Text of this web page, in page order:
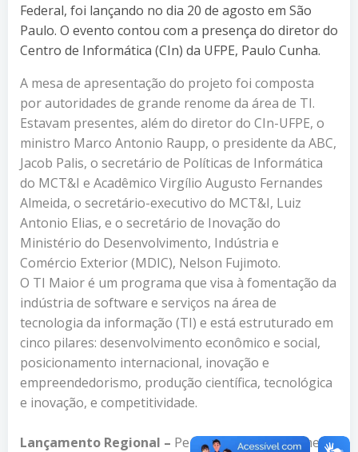
Federal, foi lançando no dia 20 de agosto em São
Paulo. O evento contou com a presença do diretor do
Centro de Informática (CIn) da UFPE, Paulo Cunha.
A mesa de apresentação do projeto foi composta
por autoridades de grande renome da área de TI.
Estavam presentes, além do diretor do CIn-UFPE, o
ministro Marco Antonio Raupp, o presidente da ABC,
Jacob Palis, o secretário de Políticas de Informática
do MCT&I e Acadêmico Virgílio Augusto Fernandes
Almeida, o secretário-executivo do MCT&I, Luiz
Antonio Elias, e o secretário de Inovação do
Ministério do Desenvolvimento, Indústria e
Comércio Exterior (MDIC), Nelson Fujimoto.
O TI Maior é um programa que visa à fomentação da
indústria de software e serviços na área de
tecnologia da informação (TI) e está estruturado em
cinco pilares: desenvolvimento econômico e social,
posicionamento internacional, inovação e
empreendedorismo, produção científica, tecnológica
e inovação, e competitividade.
Lançamento Regional – Pernambuco foi o primeiro